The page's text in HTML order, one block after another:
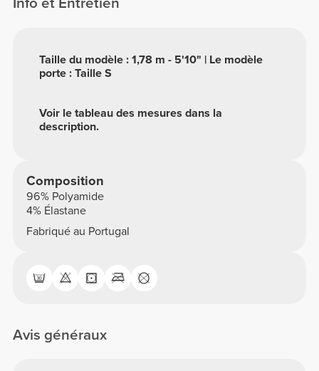
Voir le tableau des mesures dans la
description.
Taille du modèle : 1,78 m - 5'10" | Le modèle
porte : Taille S
Composition
96% Polyamide
4% Élastane
Fabriqué au Portugal
Avis généraux